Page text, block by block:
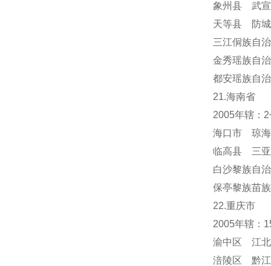
象州县 武
天等县 防
三江侗族自
金秀瑶族自
都安瑶族自
21.海南省
2005年辖：
海口市 琼
临高县 三
白沙黎族自
保亭黎族苗
22.重庆市
2005年辖
渝中区 江
涪陵区 黔